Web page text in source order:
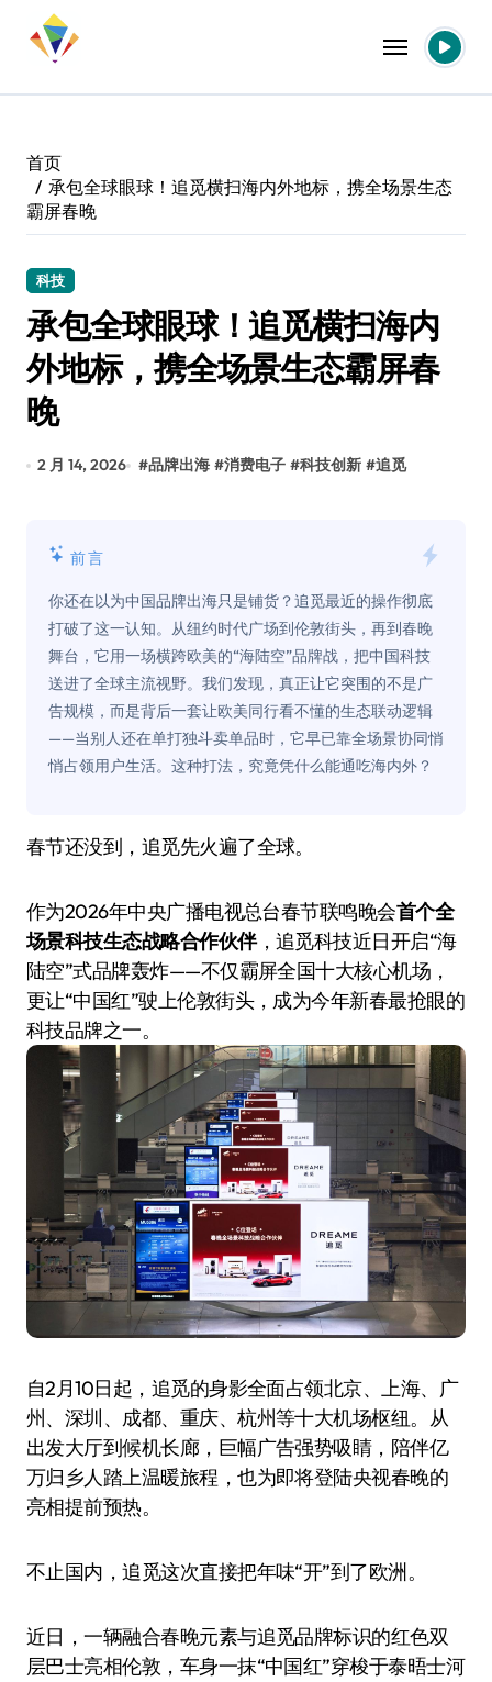
首页
承包全球眼球！追觅横扫海内外地标，携全场景生态
霸屏春晚
科技
承包全球眼球！追觅横扫海内
外地标，携全场景生态霸屏春
晚
2 月 14, 2026 #品牌出海 #消费电子 #科技创新 #追觅
前言
你还在以为中国品牌出海只是铺货？追觅最近的操作彻底
打破了这一认知。从纽约时代广场到伦敦街头，再到春晚
舞台，它用一场横跨欧美的“海陆空”品牌战，把中国科技
送进了全球主流视野。我们发现，真正让它突围的不是广
告规模，而是背后一套让欧美同行看不懂的生态联动逻辑
——当别人还在单打独斗卖单品时，它早已靠全场景协同悄
悄占领用户生活。这种打法，究竟凭什么能通吃海内外？
春节还没到，追觅先火遍了全球。
作为2026年中央广播电视总台春节联鸣晚会首个全
场景科技生态战略合作伙伴，追觅科技近日开启“海
陆空”式品牌轰炸——不仅霸屏全国十大核心机场，
更让“中国红”驶上伦敦街头，成为今年新春最抢眼的
科技品牌之一。
自2月10日起，追觅的身影全面占领北京、上海、广
州、深圳、成都、重庆、杭州等十大机场枢纽。从
出发大厅到候机长廊，巨幅广告强势吸睛，陪伴亿
万归乡人踏上温暖旅程，也为即将登陆央视春晚的
亮相提前预热。
不止国内，追觅这次直接把年味“开”到了欧洲。
近日，一辆融合春晚元素与追觅品牌标识的红色双
层巴士亮相伦敦，车身一抹“中国红”穿梭于泰晤士河